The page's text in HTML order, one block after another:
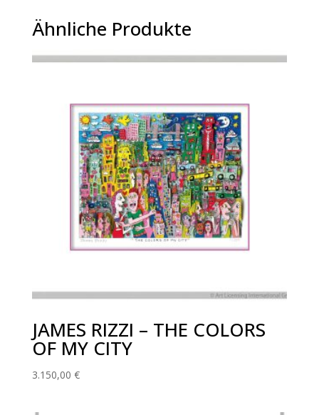
Ähnliche Produkte
JAMES RIZZI – THE COLORS
OF MY CITY
3.150,00 €